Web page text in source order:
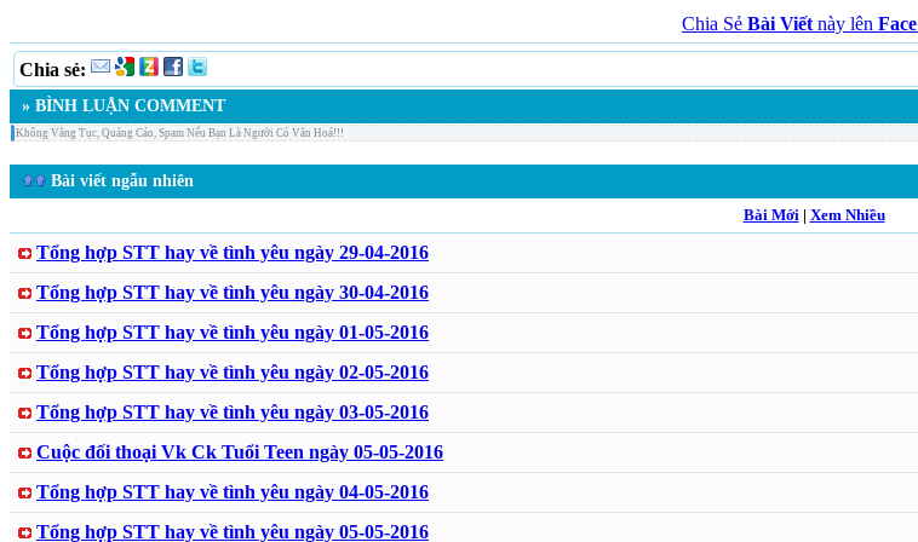
Chia Sẻ Bài Viết này lên Face
Chia sẻ:
» BÌNH LUẬN COMMENT
Không Văng Tục, Quảng Cáo, Spam Nếu Bạn Là Người Có Văn Hoá!!!
Bài viết ngẫu nhiên
Bài Mới| Xem Nhiều
Tổng hợp STT hay về tình yêu ngày 29-04-2016
Tổng hợp STT hay về tình yêu ngày 30-04-2016
Tổng hợp STT hay về tình yêu ngày 01-05-2016
Tổng hợp STT hay về tình yêu ngày 02-05-2016
Tổng hợp STT hay về tình yêu ngày 03-05-2016
Cuộc đối thoại Vk Ck Tuổi Teen ngày 05-05-2016
Tổng hợp STT hay về tình yêu ngày 04-05-2016
Tổng hợp STT hay về tình yêu ngày 05-05-2016